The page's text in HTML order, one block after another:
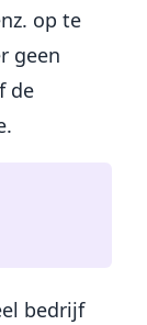
op te
geen
de
bedrijf